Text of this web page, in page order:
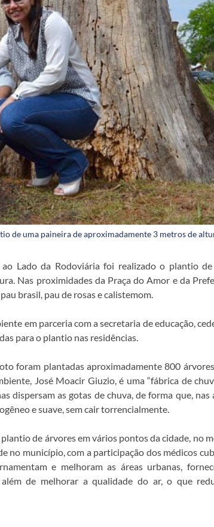
de uma paineira de aproximadamente 3 metros de
Lado da Rodoviária foi realizado o plantio
Nas proximidades da Praça do Amor e da
brasil, pau de rosas e calistemom.
em parceria com a secretaria de educação,
para o plantio nas residências.
foram plantadas aproximadamente 800
José Moacir Giuzio, é uma “fábrica de
dispersam as gotas de chuva, de forma que, nas
e suave, sem cair torrencialmente.
de árvores em vários pontos da cidade, no
no município, com a participação dos médicos
e melhoram as áreas urbanas,
de melhorar a qualidade do ar, o que